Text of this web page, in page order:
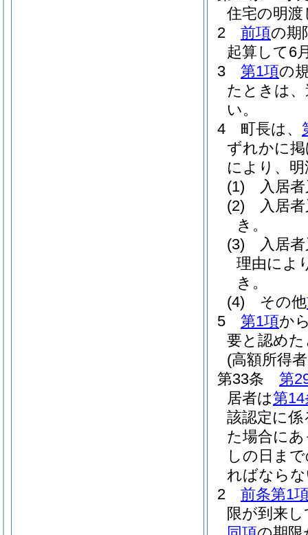
住宅の明
2
前項の期
起算して6
3
第1項の
たときは
い。
4
町長は、
ずれかに
により、
(1)
入居
(2)
入居
き。
(3)
入居
理由によ
き。
(4)
その他
5
第1項か
要と認め
(高額所得
第33条
第
居者は第
該認定に係
た場合に
しの日ま
ればなら
2
前条第1
限が到来